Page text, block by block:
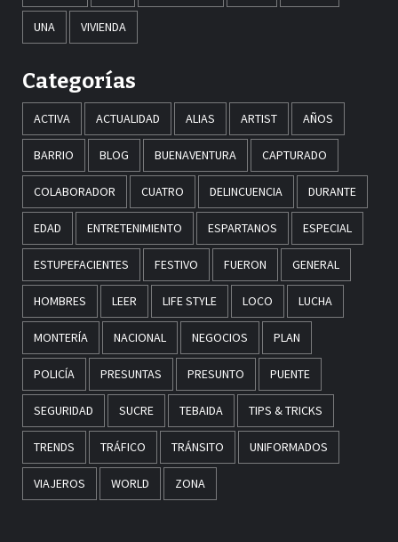
UNA VIVIENDA
Categorías
ACTIVA ACTUALIDAD ALIAS ARTIST AÑOS
BARRIO BLOG BUENAVENTURA CAPTURADO
COLABORADOR CUATRO DELINCUENCIA DURANTE
EDAD ENTRETENIMIENTO ESPARTANOS ESPECIAL
ESTUPEFACIENTES FESTIVO FUERON GENERAL
HOMBRES LEER LIFE STYLE LOCO LUCHA
MONTERÍA NACIONAL NEGOCIOS PLAN
POLICÍA PRESUNTAS PRESUNTO PUENTE
SEGURIDAD SUCRE TEBAIDA TIPS & TRICKS
TRENDS TRÁFICO TRÁNSITO UNIFORMADOS
VIAJEROS WORLD ZONA